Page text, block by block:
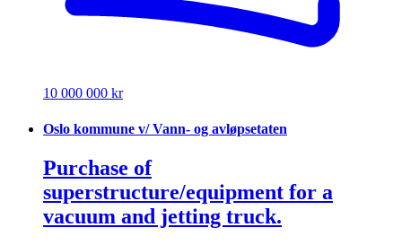
10 000 000 kr
Oslo kommune v/ Vann- og avløpsetaten
Purchase of
superstructure/equipment for a
vacuum and jetting truck.